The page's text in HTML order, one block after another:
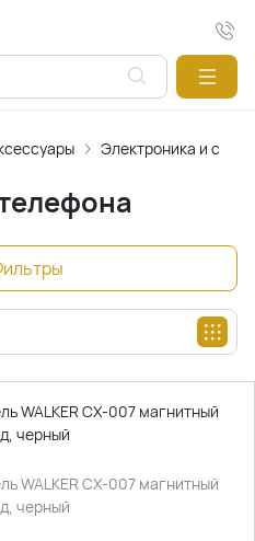
Электроника и связь
WALKER CX-007 магнитный
черный
WALKER CX-007 магнитный
черный